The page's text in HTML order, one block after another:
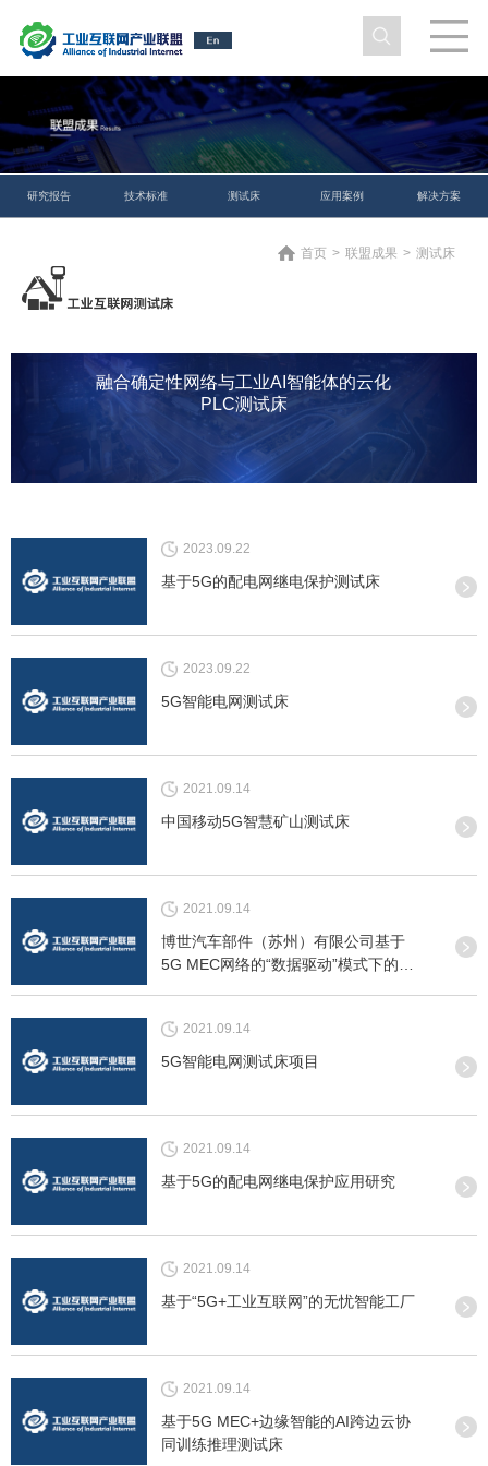
研究报告 技术标准 测试床 应用案例 解决方案
首页 > 联盟成果 > 测试床
融合确定性网络与工业AI智能体的云化
PLC测试床
2023.09.22
基于5G的配电网继电保护测试床
2023.09.22
5G智能电网测试床
2021.09.14
中国移动5G智慧矿山测试床
2021.09.14
博世汽车部件（苏州）有限公司基于
5G MEC网络的“数据驱动”模式下的智
2021.09.14
5G智能电网测试床项目
2021.09.14
基于5G的配电网继电保护应用研究
2021.09.14
基于“5G+工业互联网”的无忧智能工厂
2021.09.14
基于5G MEC+边缘智能的AI跨边云协
同训练推理测试床